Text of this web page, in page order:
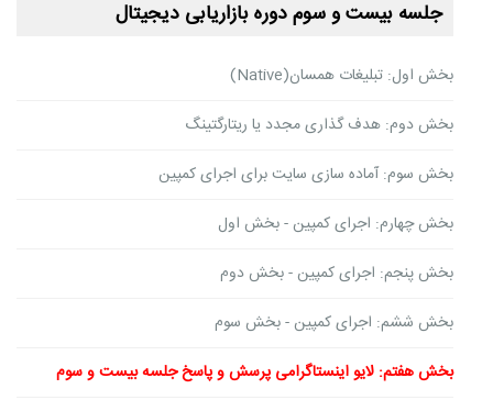
جلسه بیست و سوم دوره بازاریابی دیجیتال
بخش اول: تبلیغات همسان(Native)
بخش دوم: هدف گذاری مجدد یا ریتارگتینگ
بخش سوم: آماده سازی سایت برای اجرای کمپین
بخش چهارم: اجرای کمپین - بخش اول
بخش پنجم: اجرای کمپین - بخش دوم
بخش ششم: اجرای کمپین - بخش سوم
بخش هفتم: لایو اینستاگرامی پرسش و پاسخ جلسه بیست و سوم